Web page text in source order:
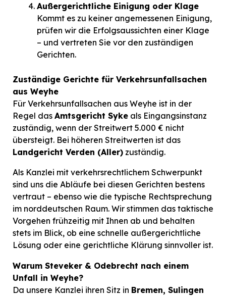
Außergerichtliche Einigung oder Klage
Kommt es zu keiner angemessenen Einigung,
prüfen wir die Erfolgsaussichten einer Klage
– und vertreten Sie vor den zuständigen
Gerichten.
Zuständige Gerichte für Verkehrsunfallsachen
aus Weyhe
Für Verkehrsunfallsachen aus Weyhe ist in der
Regel das Amtsgericht Syke als Eingangsinstanz
zuständig, wenn der Streitwert 5.000 € nicht
übersteigt. Bei höheren Streitwerten ist das
Landgericht Verden (Aller) zuständig.
Als Kanzlei mit verkehrsrechtlichem Schwerpunkt
sind uns die Abläufe bei diesen Gerichten bestens
vertraut – ebenso wie die typische Rechtsprechung
im norddeutschen Raum. Wir stimmen das taktische
Vorgehen frühzeitig mit Ihnen ab und behalten
stets im Blick, ob eine schnelle außergerichtliche
Lösung oder eine gerichtliche Klärung sinnvoller ist.
Warum Steveker & Odebrecht nach einem
Unfall in Weyhe?
Da unsere Kanzlei ihren Sitz in Bremen, Sulingen